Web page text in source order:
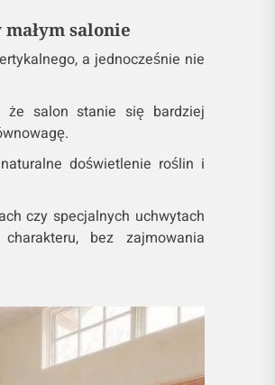
salonie
a jednocześnie nie
salon stanie się bardziej
doświetlenie roślin i
czy specjalnych uchwytach
bez zajmowania